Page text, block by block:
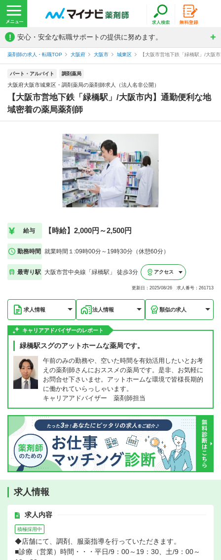
! 安心・安全な転職サポートの提供に努めます。
薬剤師の求人・転職TOP 大阪府 大阪市 城東区 【大阪市営地下鉄「緑橋駅」/大阪
パート・アルバイト 調剤薬局
大阪府大阪市城東区・調剤薬局の薬剤師求人（法人名非公開）
【大阪市営地下鉄「緑橋駅」/大阪市内】通勤便利な地
域密着の薬局薬剤師
給与 【時給】2,000円～2,500円
勤務時間 就業時間１:09時00分～19時30分（休憩60分）
最寄り駅 大阪市営中央線「緑橋駅」 徒歩3分 アクセス
更新日：2025/08/26 求人番号：261713
求人情報 法人情報 類似の求人
キャリアアドバイザーのレポート
緑橋駅スグのアットホームな薬局です。
午前のみの勤務や、空いた時間を有効活用したいとお考
えの薬剤師さんにおススメの薬局です。是非、お気軽に
お問合せ下さいませ。アットホームな環境で皆様長期的
に働かれていらっしゃいます。
キャリアアドバイザー 薬剤師担当
求人情報
求人内容
積極採用中
◆店舗にて、調剤、服薬指導を行っていただきます。
■診療（営業）時間・・・平日/9：00～19：30、土/9：00～